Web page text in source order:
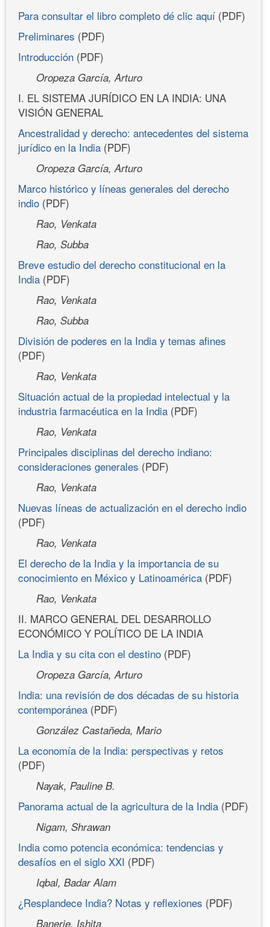
Para consultar el libro completo dé clic aquí (PDF)
Preliminares (PDF)
Introducción (PDF)
Oropeza García, Arturo
I. EL SISTEMA JURÍDICO EN LA INDIA: UNA
VISIÓN GENERAL
Ancestralidad y derecho: antecedentes del sistema
jurídico en la India (PDF)
Oropeza García, Arturo
Marco histórico y líneas generales del derecho
indio (PDF)
Rao, Venkata
Rao, Subba
Breve estudio del derecho constitucional en la
India (PDF)
Rao, Venkata
Rao, Subba
División de poderes en la India y temas afines
(PDF)
Rao, Venkata
Situación actual de la propiedad intelectual y la
industria farmacéutica en la India (PDF)
Rao, Venkata
Principales disciplinas del derecho indiano:
consideraciones generales (PDF)
Rao, Venkata
Nuevas líneas de actualización en el derecho indio
(PDF)
Rao, Venkata
El derecho de la India y la importancia de su
conocimiento en México y Latinoamérica (PDF)
Rao, Venkata
II. MARCO GENERAL DEL DESARROLLO
ECONÓMICO Y POLÍTICO DE LA INDIA
La India y su cita con el destino (PDF)
Oropeza García, Arturo
India: una revisión de dos décadas de su historia
contemporánea (PDF)
González Castañeda, Mario
La economía de la India: perspectivas y retos
(PDF)
Nayak, Pauline B.
Panorama actual de la agricultura de la India (PDF)
Nigam, Shrawan
India como potencia económica: tendencias y
desafíos en el siglo XXI (PDF)
Iqbal, Badar Alam
¿Resplandece India? Notas y reflexiones (PDF)
Banerje, Ishita